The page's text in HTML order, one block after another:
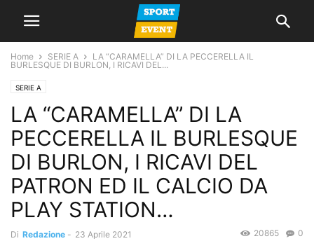
Home SERIE A
LA “CARAMELLA” DI LA PECCERELLA IL
BURLESQUE DI BURLON, I RICAVI DEL...
SERIE A
LA “CARAMELLA” DI LA
PECCERELLA IL BURLESQUE
DI BURLON, I RICAVI DEL
PATRON ED IL CALCIO DA
PLAY STATION…
Di Redazione - 23 Aprile 2021 0
20865